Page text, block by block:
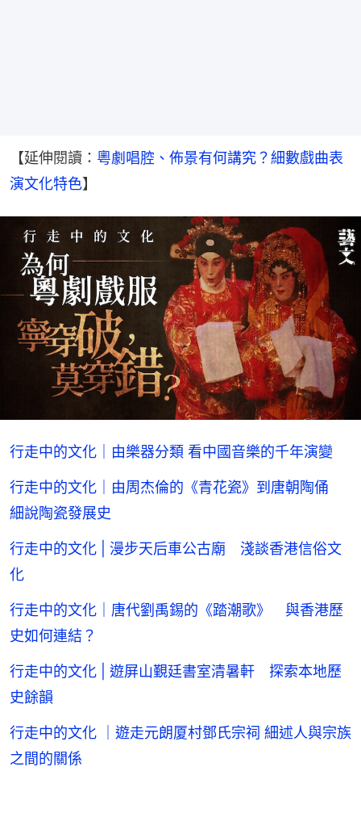
【延伸閱讀： 粵劇唱腔、佈景有何講究？細數戲曲表
演文化特色】
行走中的文化｜由樂器分類 看中國音樂的千年演變
行走中的文化｜由周杰倫的《青花瓷》到唐朝陶俑
細說陶瓷發展史
行走中的文化 | 漫步天后車公古廟 淺談香港信俗文
化
行走中的文化｜唐代劉禹錫的《踏潮歌》 與香港歷
史如何連結？
行走中的文化 | 遊屏山覲廷書室清暑軒 探索本地歷
史餘韻
行走中的文化 ｜遊走元朗厦村鄧氏宗祠 細述人與宗族
之間的關係